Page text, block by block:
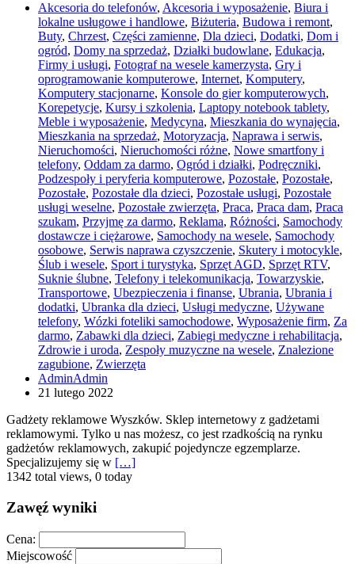
Akcesoria do telefonów, Akcesoria i wyposażenie, Biura i
lokalne usługowe i handlowe, Biżuteria, Budowa i remont,
Buty, Chrzest, Części zamienne, Dla dzieci, Dodatki, Dom i
ogród, Domy na sprzedaż, Działki budowlane, Edukacja,
Firmy i usługi, Fotograf na wesele kamerzysta, Gry i
oprogramowanie komputerowe, Internet, Komputery,
Komputery stacjonarne, Konsole do gier komputerowych,
Korepetycje, Kursy i szkolenia, Laptopy notebook tablety,
Meble i wyposażenie, Medycyna, Mieszkania do wynajęcia,
Mieszkania na sprzedaż, Motoryzacja, Naprawa i serwis,
Nieruchomości, Nieruchomości różne, Nowe smartfony i
telefony, Oddam za darmo, Ogród i działki, Podręczniki,
Podzespoły i peryferia komputerowe, Pozostałe, Pozostałe,
Pozostałe, Pozostałe dla dzieci, Pozostałe usługi, Pozostałe
usługi weselne, Pozostałe zwierzęta, Praca, Praca dam, Praca
szukam, Przyjmę za darmo, Reklama, Różności, Samochody
dostawcze i ciężarowe, Samochody na wesele, Samochody
osobowe, Serwis naprawa czyszczenie, Skutery i motocykle,
Ślub i wesele, Sport i turystyka, Sprzęt AGD, Sprzęt RTV,
Suknie ślubne, Telefony i telekomunikacja, Towarzyskie,
Transportowe, Ubezpieczenia i finanse, Ubrania, Ubrania i
dodatki, Ubranka dla dzieci, Usługi medyczne, Używane
telefony, Wózki foteliki samochodowe, Wyposażenie firm, Za
darmo, Zabawki dla dzieci, Zabiegi medyczne i rehabilitacja,
Zdrowie i uroda, Zespoły muzyczne na wesele, Znalezione
zagubione, Zwierzęta
AdminAdmin
21 lutego 2022
Gadżety reklamowe Wyszków. Sklep internetowy z gadżetami
reklamowymi. Tylko u nas możesz, co jest rzadkością na rynku
gadżetów reklamowych, zakupić pojedyncze egzemplarze.
Specjalizujemy się w […]
1342 total views, 0 today
Zawęź wyniki
Cena:
Miejscowość